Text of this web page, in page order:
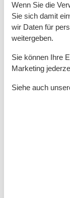
Kosten für
werden nach
Gewähr) und
verrechnet.
Bettwäsche
kostenpflichtig
Ein Haustier
Wenn Sie die
Sie sich damit
wir Daten für
weitergeben.
Sie können Ihre
Marketing
Siehe auch